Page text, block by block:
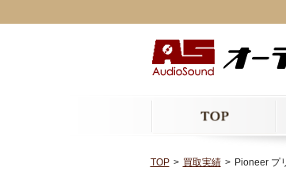
TOP 買取実績 Pioneer プ